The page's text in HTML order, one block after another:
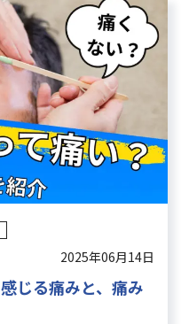
2025年06月14日
じる痛みと、痛み